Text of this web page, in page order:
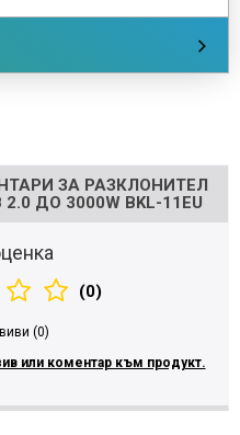
ЗА РАЗКЛОНИТЕЛ
ДО 3000W BKL-11EU
(0)
(0)
или коментар към продукт.